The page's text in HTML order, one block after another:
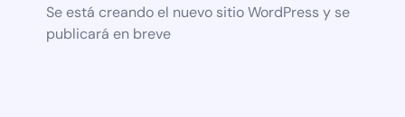
Se está creando el nuevo sitio WordPress y se
publicará en breve